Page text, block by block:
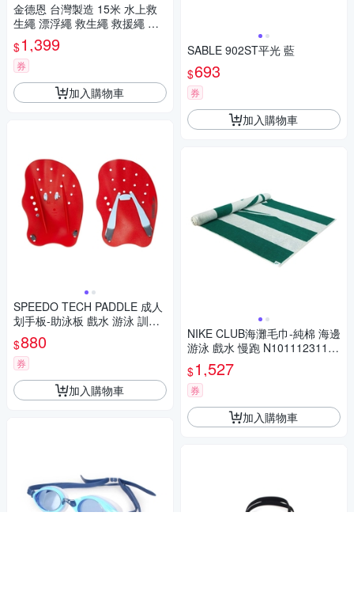
金德恩 台灣製造 15米 水上救
生繩 漂浮繩 救生繩 救援繩 浮
水繩 求生繩 拋繩器 水上救生繩
救生 救援
$1,399
券
加入購物車
SPEEDO TECH PADDLE 成人
划手板-助泳板 戲水 游泳 訓練
SD873312D699 紅淺藍灰
$880
券
加入購物車
SABLE 902ST平光 藍
$693
券
加入購物車
NIKE CLUB海灘毛巾-純棉 海邊
游泳 戲水 慢跑 N1011123119
OS 綠白
$1,527
券
加入購物車